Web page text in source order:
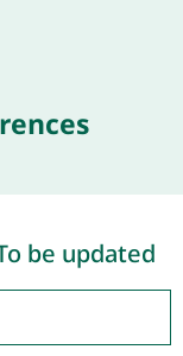
be updated